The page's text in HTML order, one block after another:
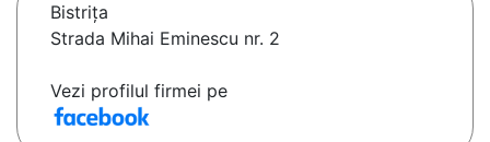
Bistriţa
Strada Mihai Eminescu nr. 2
Vezi profilul firmei pe